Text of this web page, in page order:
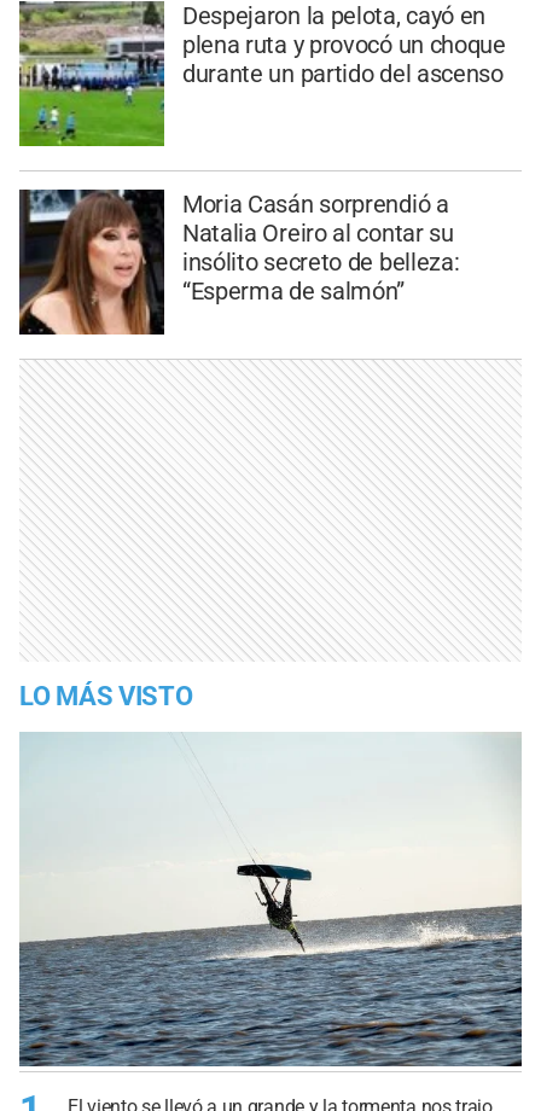
Despejaron la pelota, cayó en
plena ruta y provocó un choque
durante un partido del ascenso
Moria Casán sorprendió a
Natalia Oreiro al contar su
insólito secreto de belleza:
“Esperma de salmón”
LO MÁS VISTO